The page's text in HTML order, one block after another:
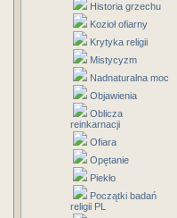
Historia grzechu
Kozioł ofiarny
Krytyka religii
Mistycyzm
Nadnaturalna moc
Objawienia
Oblicza
reinkarnacji
Ofiara
Opętanie
Piekło
Początki badań
religii PL